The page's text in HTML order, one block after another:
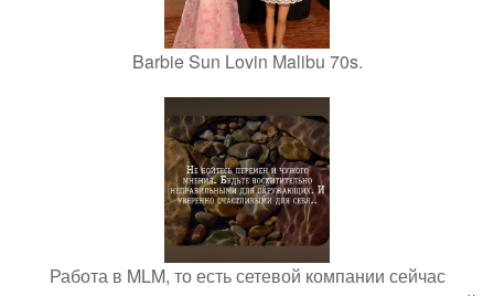
Barbie Sun Lovin Malibu 70s.
Работа в MLM, то есть сетевой компании сейчас